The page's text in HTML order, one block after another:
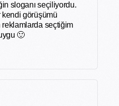
sloganı seçiliyordu.
kendi görüşümü
reklamlarda seçtiğim
🙂